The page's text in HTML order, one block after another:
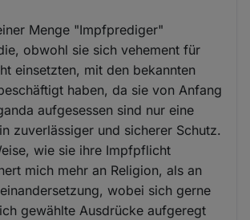
Menge "Impfprediger"
obwohl sie sich vehement für
einsetzten, mit den bekannten
haben, da sie von Anfang
aufgesessen sind nur eine
zuverlässiger und sicherer Schutz.
wie sie ihre Impfpflicht
mich mehr an Religion, als an
wobei sich gerne
gewählte Ausdrücke aufgeregt